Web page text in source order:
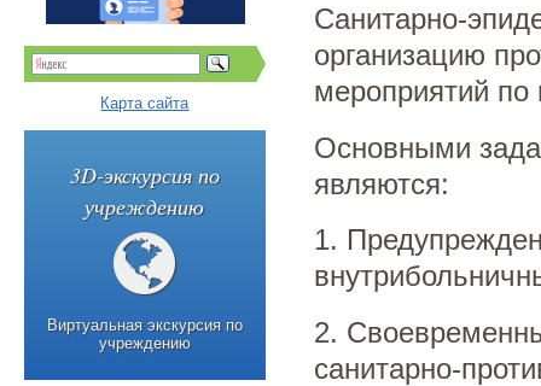
Санитарно-
организацию
мероприятий
Основными
являются:
1.
2.
санитарно-
Карта сайта
3D-экскурсия по
учреждению
Виртуальная экскурсия по
учреждению